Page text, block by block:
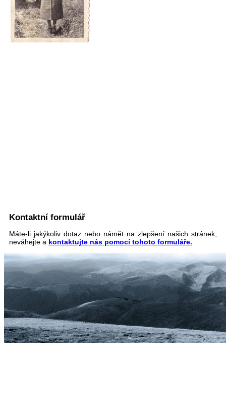
Kontaktní formulář
Máte-li jakýkoliv dotaz nebo námět na zlepšení našich stránek,
neváhejte a kontaktujte nás pomocí tohoto formuláře.